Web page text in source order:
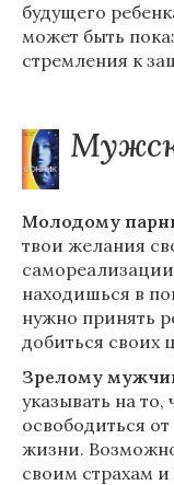
будущего
может быть
стремления к
Молодому
твои желания
находишься в
нужно принять
добиться своих
Зрелому
указывать на
освободиться
жизни.
своим страхам